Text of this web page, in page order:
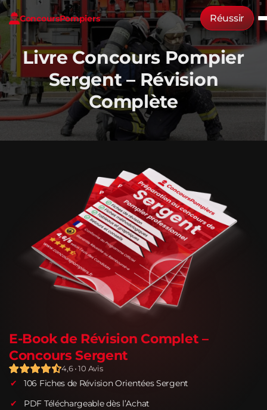
ConcoursPompiers Réussir
Livre Concours Pompier
Sergent – Révision
Complète
E-Book de Révision Complet –
Concours Sergent
4,6 • 10 Avis
106 Fiches de Révision Orientées Sergent
PDF Téléchargeable dès l’Achat